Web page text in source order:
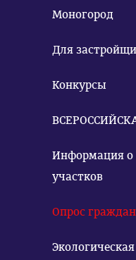
Моногород
Для
Конкурсы
Информация о
участков
Опрос граждан